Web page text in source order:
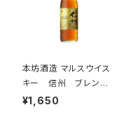
本坊酒造 マルスウイス
キー 信州 ブレンデ
ッドウイスキー 720m
¥1,650